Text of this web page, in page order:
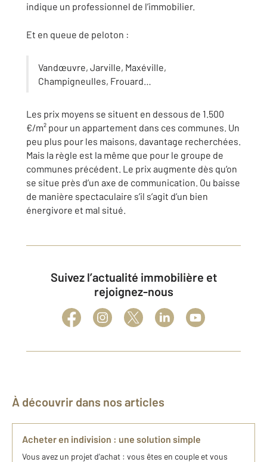
indique un professionnel de l’immobilier.
Et en queue de peloton :
Vandœuvre, Jarville, Maxéville,
Champigneulles, Frouard…
Les prix moyens se situent en dessous de 1.500
€/m² pour un appartement dans ces communes. Un
peu plus pour les maisons, davantage recherchées.
Mais la règle est la même que pour le groupe de
communes précédent. Le prix augmente dès qu’on
se situe près d’un axe de communication. Ou baisse
de manière spectaculaire s’il s’agit d’un bien
énergivore et mal situé.
Suivez l’actualité immobilière et
rejoignez-nous
À découvrir dans nos articles
Acheter en indivision : une solution simple
Vous avez un projet d'achat : vous êtes en couple et vous